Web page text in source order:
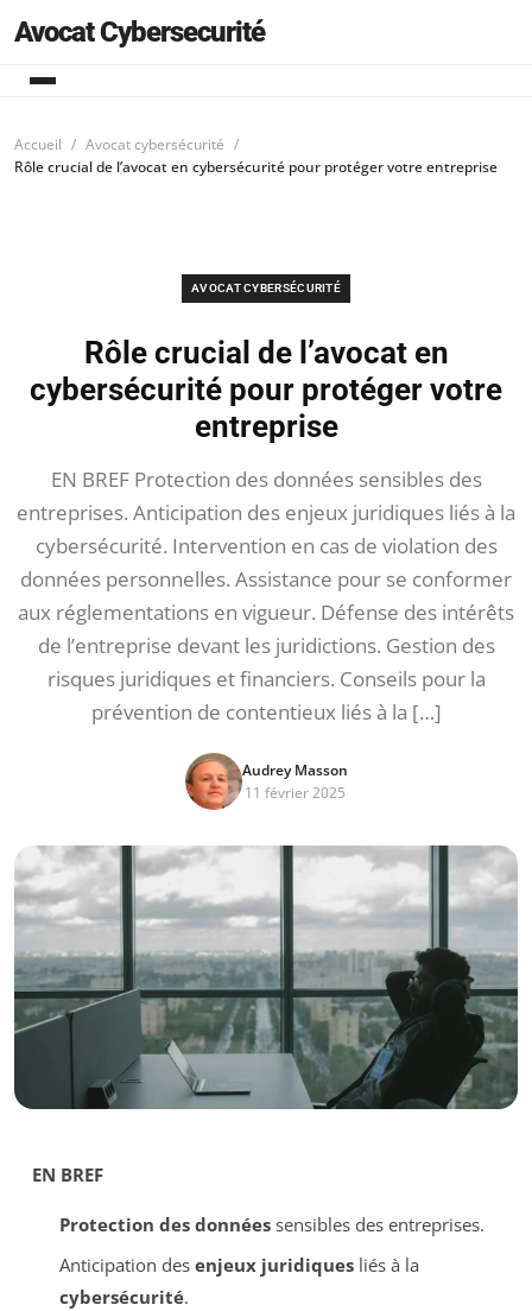
Avocat Cybersecurité
Accueil
Avocat cybersécurité
Rôle crucial de l’avocat en cybersécurité pour protéger votre entreprise
AVOCAT CYBERSÉCURITÉ
Rôle crucial de l’avocat en
cybersécurité pour protéger votre
entreprise
EN BREF Protection des données sensibles des
entreprises. Anticipation des enjeux juridiques liés à la
cybersécurité. Intervention en cas de violation des
données personnelles. Assistance pour se conformer
aux réglementations en vigueur. Défense des intérêts
de l’entreprise devant les juridictions. Gestion des
risques juridiques et financiers. Conseils pour la
prévention de contentieux liés à la […]
Audrey Masson
11 février 2025
EN BREF
Protection des donnéessensibles des entreprises.
Anticipation des enjeux juridiquesliés à la
cybersécurité.